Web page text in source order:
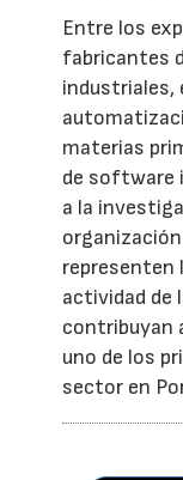
Entre los
fabricantes
industriales,
materias
de software
a la
representen
actividad de
contribuyan
uno de los
sector en